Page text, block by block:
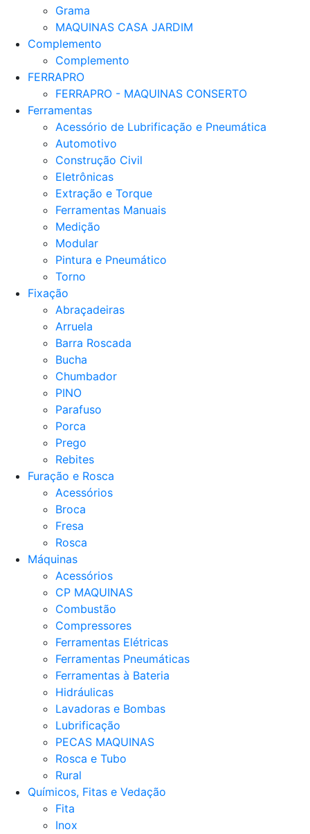
Grama
MAQUINAS CASA JARDIM
Complemento
Complemento
FERRAPRO
FERRAPRO - MAQUINAS CONSERTO
Ferramentas
Acessório de Lubrificação e Pneumática
Automotivo
Construção Civil
Eletrônicas
Extração e Torque
Ferramentas Manuais
Medição
Modular
Pintura e Pneumático
Torno
Fixação
Abraçadeiras
Arruela
Barra Roscada
Bucha
Chumbador
PINO
Parafuso
Porca
Prego
Rebites
Furação e Rosca
Acessórios
Broca
Fresa
Rosca
Máquinas
Acessórios
CP MAQUINAS
Combustão
Compressores
Ferramentas Elétricas
Ferramentas Pneumáticas
Ferramentas à Bateria
Hidráulicas
Lavadoras e Bombas
Lubrificação
PECAS MAQUINAS
Rosca e Tubo
Rural
Químicos, Fitas e Vedação
Fita
Inox